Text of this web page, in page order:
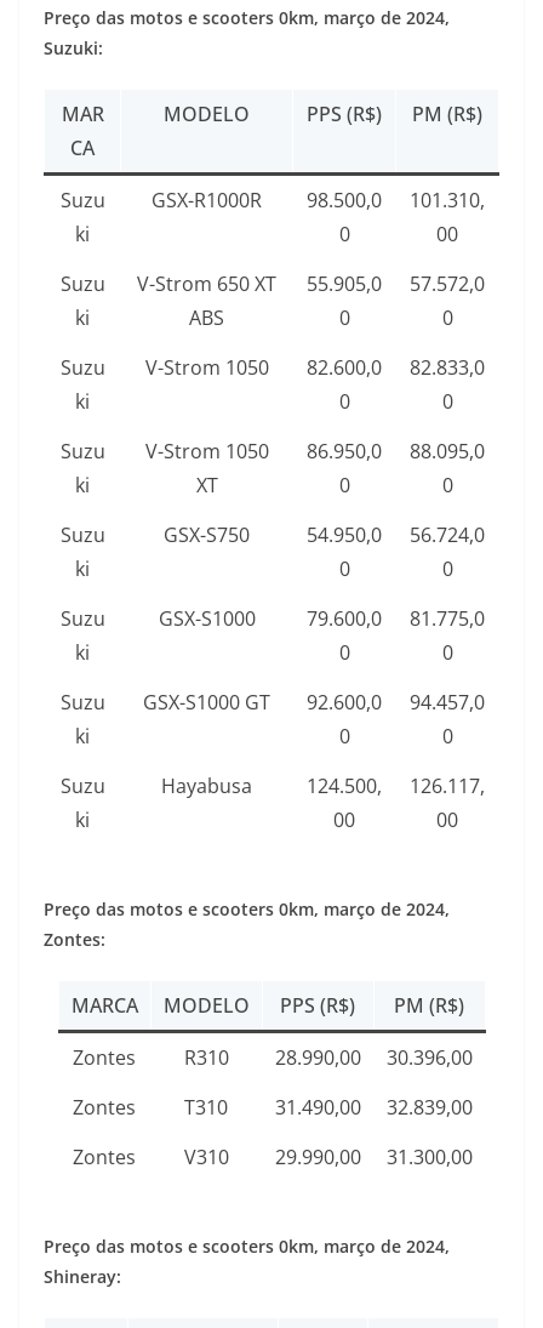
Preço das motos e scooters 0km, março de 2024,
Suzuki:
MAR
CA
MODELO PPS (R$) PM (R$)
Suzu
ki
GSX-R1000R
98.500,0
0
101.310,
00
Suzu
ki
V-Strom 650 XT
ABS
55.905,0
0
57.572,0
0
Suzu
ki
V-Strom 1050
82.600,0
0
82.833,0
0
Suzu
ki
V-Strom 1050
XT
86.950,0
0
88.095,0
0
Suzu
ki
GSX-S750
54.950,0
0
56.724,0
0
Suzu
ki
GSX-S1000
79.600,0
0
81.775,0
0
Suzu
ki
GSX-S1000 GT
92.600,0
0
94.457,0
0
Suzu
ki
Hayabusa
124.500,
00
126.117,
00
Preço das motos e scooters 0km, março de 2024,
Zontes:
MARCA MODELO PPS (R$)
PM (R$)
Zontes
R310 28.990,00
30.396,00
Zontes
T310 31.490,00
32.839,00
Zontes
V310 29.990,00 31.300,00
Preço das motos e scooters 0km, março de 2024,
Shineray: